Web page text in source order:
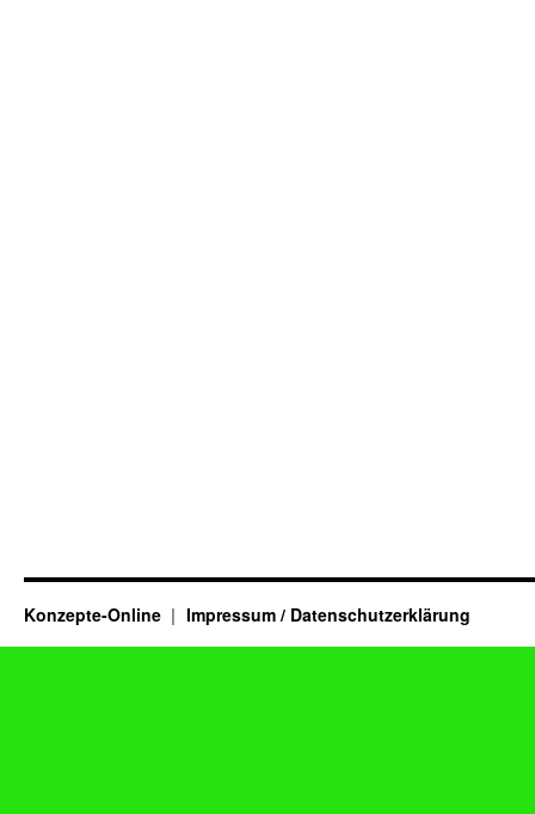
Konzepte-Online Impressum / Datenschutzerklärung